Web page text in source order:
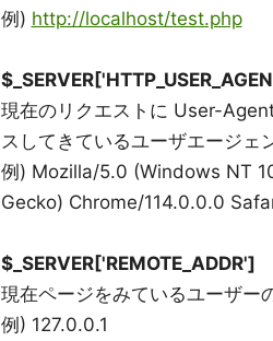
例) http://localhost/test.php
現在のリクエストに User-
スしてきているユーザエージェ
例) Mozilla/5.0 (Windows NT
Gecko) Chrome/114.0.0.0
$_SERVER['REMOTE_ADDR']
現在ページをみているユーザー
例) 127.0.0.1